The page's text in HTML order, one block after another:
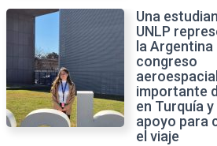
Una
UNLP
la Argentina
congreso
importante
en Turquía
apoyo para
el viaje